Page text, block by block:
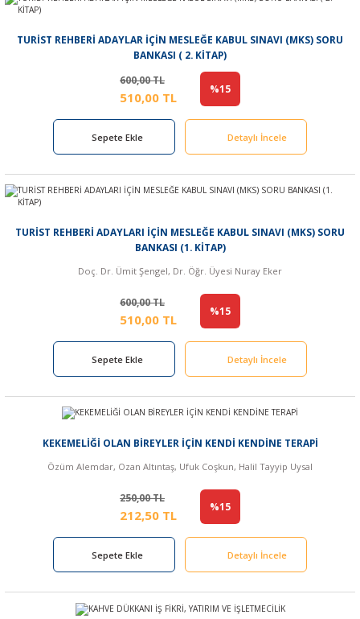
TURİST REHBERİ ADAYLAR İÇİN MESLEĞE KABUL SINAVI (MKS) SORU
BANKASI ( 2. KİTAP)
600,00 TL
510,00 TL
%15
Sepete Ekle Detaylı İncele
TURİST REHBERİ ADAYLARI İÇİN MESLEĞE KABUL SINAVI (MKS) SORU
BANKASI (1. KİTAP)
Doç. Dr. Ümit Şengel, Dr. Öğr. Üyesi Nuray Eker
600,00 TL
510,00 TL
%15
Sepete Ekle Detaylı İncele
KEKEMELİĞİ OLAN BİREYLER İÇİN KENDİ KENDİNE TERAPİ
Özüm Alemdar, Ozan Altıntaş, Ufuk Coşkun, Halil Tayyip Uysal
250,00 TL
212,50 TL
%15
Sepete Ekle Detaylı İncele